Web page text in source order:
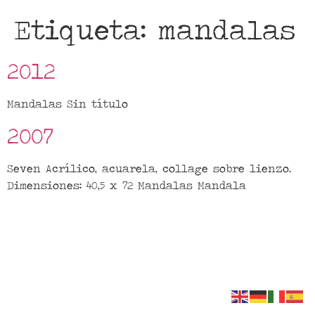
Etiqueta: mandalas
2012
Mandalas Sin título
2007
Seven Acrílico, acuarela, collage sobre lienzo.
Dimensiones: 40,5 x 72 Mandalas Mandala